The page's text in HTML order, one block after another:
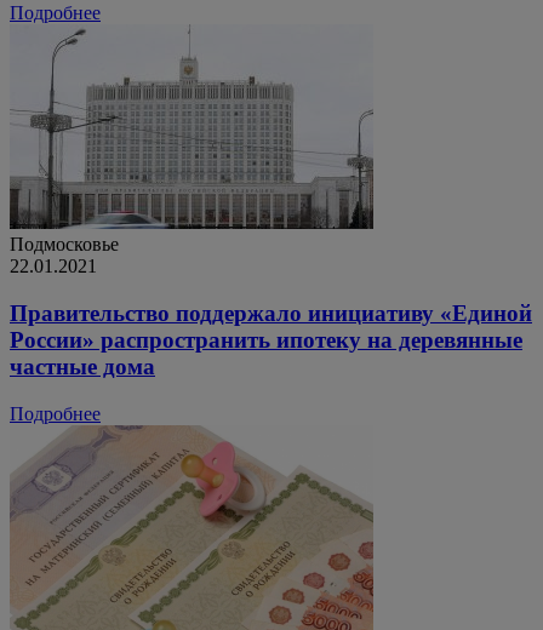
Подробнее
Подмосковье
22.01.2021
Правительство поддержало инициативу «Единой
России» распространить ипотеку на деревянные
частные дома
Подробнее